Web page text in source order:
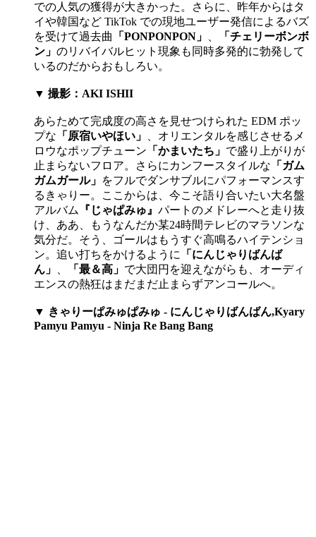
での人気の獲得が大きかった。さらに、昨年からはタ
イや韓国など TikTok での現地ユーザー発信によるバズ
を受けて過去曲
「PONPONPON」
「チェリーボンボ
ン」 のリバイバルヒット現象も同時多発的に勃発して
いるのだからおもしろい。
▼ 撮影：AKI ISHII
あらためて完成度の高さを見せつけられた EDM ポッ
プな 「原宿いやほい」
、オリエンタルを感じさせるメ
ロウなポップチューン 「かまいたち」 で盛り上がりが
止まらないフロア。さらにカンフースタイルな 「ガム
ガムガール」 をフルでダンサブルにパフォーマンスす
るきゃりー。ここからは、今こそ語り合いたい大名盤
アルバム
『じゃぱみゅ』 パートのメドレーへと走り抜
け、ああ、もうなんだか某24時間テレビのマラソンな
気分だ。そう、ゴールはもうすぐ高鳴るハイテンショ
ン。追い打ちをかけるように
「にんじゃりばんば
ん」
「最＆高」 で大団円を迎えながらも、オーディ
エンスの熱狂はまだまだ止まらずアンコールへ。
▼ きゃりーぱみゅぱみゅ - にんじゃりばんばん,Kyary
Pamyu Pamyu - Ninja Re Bang Bang​